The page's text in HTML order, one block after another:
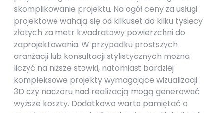
skomplikowanie projektu. Na ogół ceny za usługi
projektowe wahają się od kilkuset do kilku tysięcy
złotych za metr kwadratowy powierzchni do
zaprojektowania. W przypadku prostszych
aranżacji lub konsultacji stylistycznych można
liczyć na niższe stawki, natomiast bardziej
kompleksowe projekty wymagające wizualizacji
3D czy nadzoru nad realizacją mogą generować
wyższe koszty. Dodatkowo warto pamiętać o